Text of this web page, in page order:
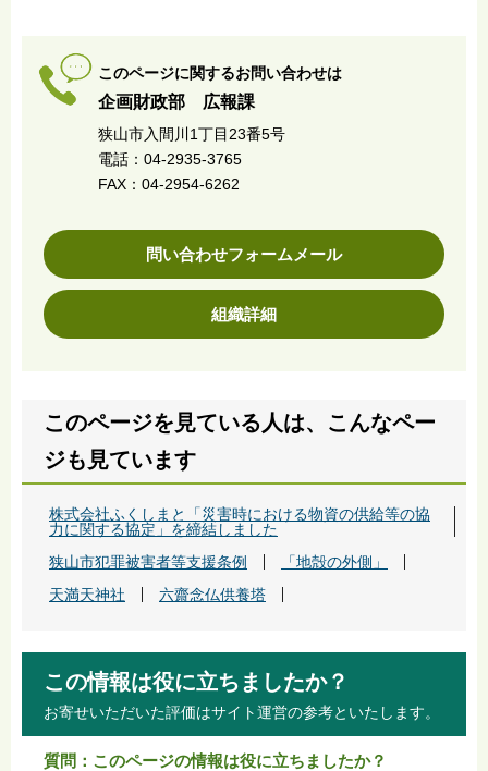
このページに関するお問い合わせは
企画財政部 広報課
狭山市入間川1丁目23番5号
電話：04-2935-3765
FAX：04-2954-6262
問い合わせフォームメール
組織詳細
このページを見ている人は、こんなペー
ジも見ています
株式会社ふくしまと「災害時における物資の供給等の協
力に関する協定」を締結しました
狭山市犯罪被害者等支援条例
「地殻の外側」
天満天神社
六齋念仏供養塔
この情報は役に立ちましたか？
お寄せいただいた評価はサイト運営の参考といたします。
質問：このページの情報は役に立ちましたか？